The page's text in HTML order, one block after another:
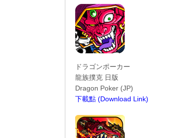
ドラゴンポーカー
龍族撲克 日版
Dragon Poker (JP)
下載點 (Download Link)